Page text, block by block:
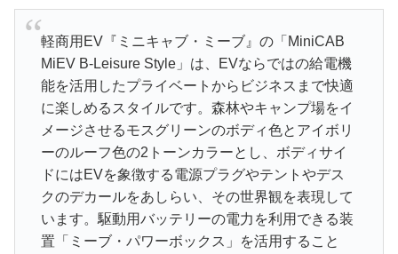
軽商用EV『ミニキャブ・ミーブ』の「MiniCAB
MiEV B-Leisure Style」は、EVならではの給電機
能を活用したプライベートからビジネスまで快適
に楽しめるスタイルです。森林やキャンプ場をイ
メージさせるモスグリーンのボディ色とアイボリ
ーのルーフ色の2トーンカラーとし、ボディサイ
ドにはEVを象徴する電源プラグやテントやデス
クのデカールをあしらい、その世界観を表現して
います。駆動用バッテリーの電力を利用できる装
置「ミーブ・パワーボックス」を活用すること